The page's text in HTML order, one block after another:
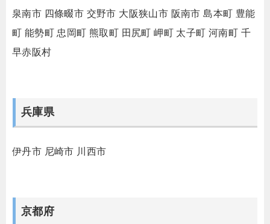
泉南市 四條畷市 交野市 大阪狭山市 阪南市 島本町 豊能
町 能勢町 忠岡町 熊取町 田尻町 岬町 太子町 河南町 千
早赤阪村
兵庫県
伊丹市 尼崎市 川西市
京都府